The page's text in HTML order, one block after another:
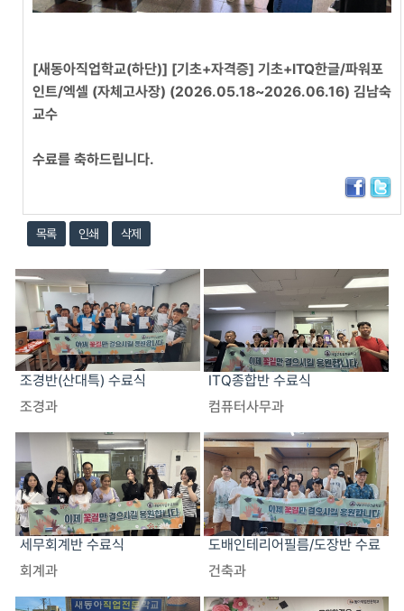
[새동아직업학교(하단)] [기초+자격증] 기초+ITQ한글/파워포
인트/엑셀 (자체고사장) (2026.05.18~2026.06.16) 김남숙
교수
수료를 축하드립니다.
목록 인쇄 삭제
조경반(산대특) 수료식
조경과
ITQ종합반 수료식
컴퓨터사무과
세무회계반 수료식
회계과
도배인테리어필름/도장반 수료
식
건축과